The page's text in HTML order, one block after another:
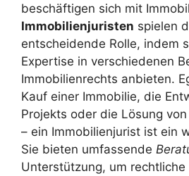
beschäftigen sich mit
Immobilienjuristen spielen
entscheidende Rolle, indem
Expertise in verschiedenen
Immobilienrechts anbieten.
Kauf einer Immobilie, die
Projekts oder die Lösung
– ein Immobilienjurist ist ein
Sie bieten umfassende
Unterstützung, um